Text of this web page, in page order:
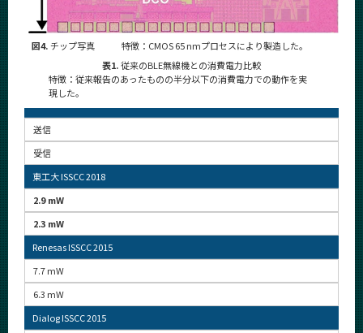
図4.チップ写真
特徴：CMOS 65 nmプロセスにより製造した。
表1.従来のBLE無線機との消費電力比較
特徴：従来報告のあったものの半分以下の消費電力での動作を実
現した。
送信
受信
東工大 ISSCC 2018
2.9 mW
2.3 mW
Renesas ISSCC 2015
7.7 mW
6.3 mW
Dialog ISSCC 2015